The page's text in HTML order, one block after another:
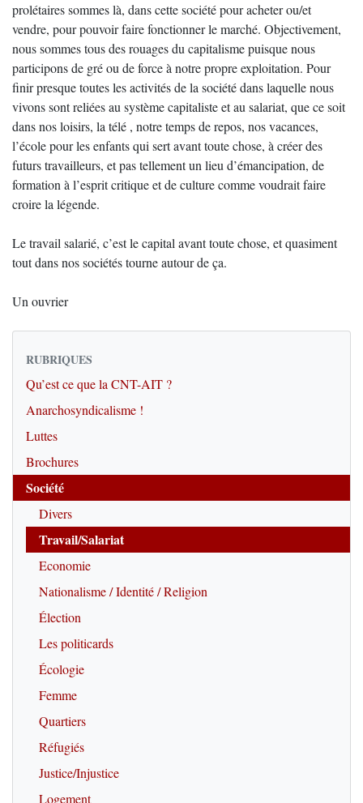
prolétaires sommes là, dans cette société pour acheter ou/et
vendre, pour pouvoir faire fonctionner le marché. Objectivement,
nous sommes tous des rouages du capitalisme puisque nous
participons de gré ou de force à notre propre exploitation. Pour
finir presque toutes les activités de la société dans laquelle nous
vivons sont reliées au système capitaliste et au salariat, que ce soit
dans nos loisirs, la télé , notre temps de repos, nos vacances,
l’école pour les enfants qui sert avant toute chose, à créer des
futurs travailleurs, et pas tellement un lieu d’émancipation, de
formation à l’esprit critique et de culture comme voudrait faire
croire la légende.
Le travail salarié, c’est le capital avant toute chose, et quasiment
tout dans nos sociétés tourne autour de ça.
Un ouvrier
RUBRIQUES
Qu’est ce que la CNT-AIT ?
Anarchosyndicalisme !
Luttes
Brochures
Société
Divers
Travail/Salariat
Economie
Nationalisme / Identité / Religion
Élection
Les politicards
Écologie
Femme
Quartiers
Réfugiés
Justice/Injustice
Logement